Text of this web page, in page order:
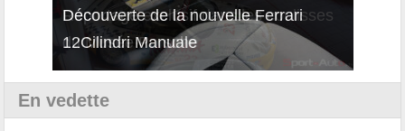
Découverte de la nouvelle Ferrari
12Cilindri Manuale
En vedette